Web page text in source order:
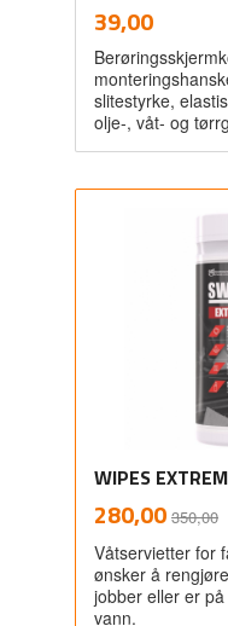
Pris
39,00mva.
slitestyrke,
olje-, våt- og
WIPES
Tilbud
280,00 350,00
Våtservietter for
ønsker å
jobber eller er
vann.